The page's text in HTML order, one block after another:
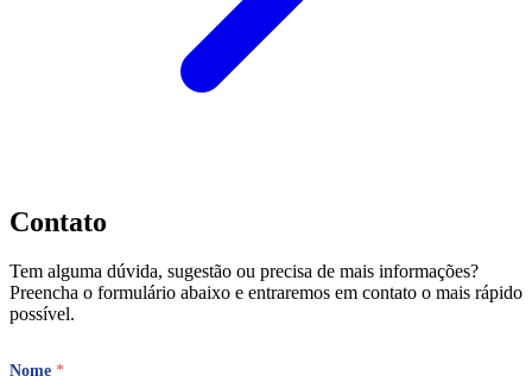
Contato
Tem alguma dúvida, sugestão ou precisa de mais informações?
Preencha o formulário abaixo e entraremos em contato o mais rápido
possível.
Nome *